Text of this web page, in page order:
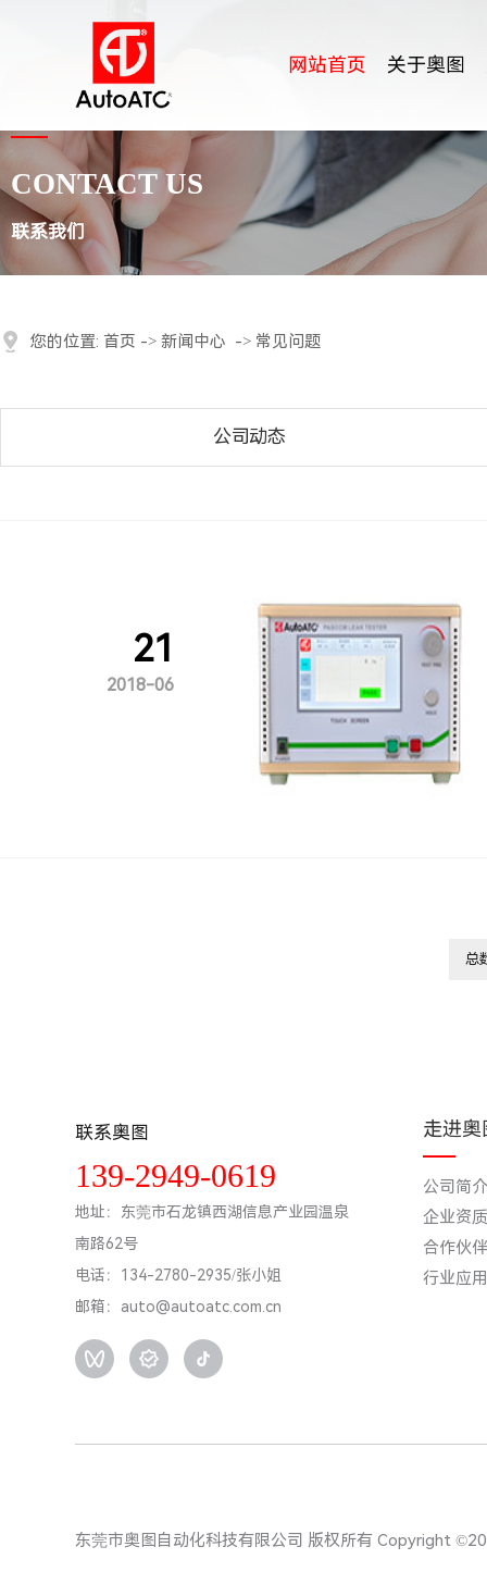
网站首页 关于奥图
CONTACT US
联系我们
您的位置: 首页 -> 新闻中心 -> 常见问题
公司动态
21
2018-06
总
联系奥图
139-2949-0619
地址：东莞市石龙镇西湖信息产业园温泉
南路62号
电话：134-2780-2935/张小姐
邮箱：auto@autoatc.com.cn
走进奥
公司简介
企业资质
合作伙伴
行业应用
东莞市奥图自动化科技有限公司 版权所有 Copyright